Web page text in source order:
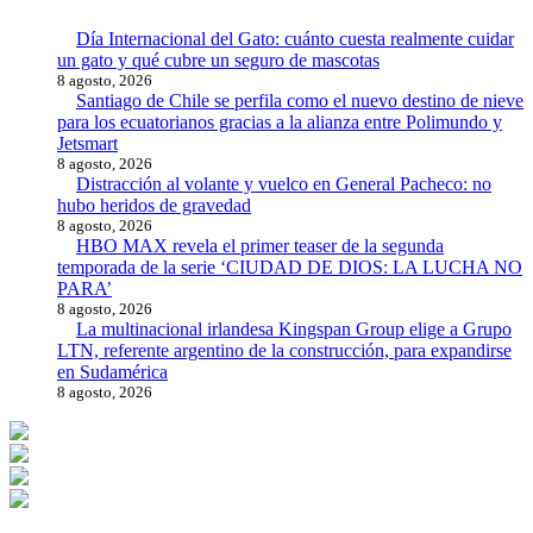
Día Internacional del Gato: cuánto cuesta realmente cuidar
un gato y qué cubre un seguro de mascotas
8 agosto, 2026
Santiago de Chile se perfila como el nuevo destino de nieve
para los ecuatorianos gracias a la alianza entre Polimundo y
Jetsmart
8 agosto, 2026
Distracción al volante y vuelco en General Pacheco: no
hubo heridos de gravedad
8 agosto, 2026
HBO MAX revela el primer teaser de la segunda
temporada de la serie ‘CIUDAD DE DIOS: LA LUCHA NO
PARA’
8 agosto, 2026
La multinacional irlandesa Kingspan Group elige a Grupo
LTN, referente argentino de la construcción, para expandirse
en Sudamérica
8 agosto, 2026